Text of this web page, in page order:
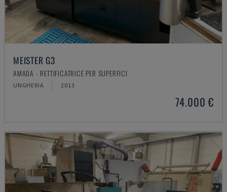
MEISTER G3
AMADA - RETTIFICATRICE PER SUPERFICI
UNGHERIA 2013
74.000 €